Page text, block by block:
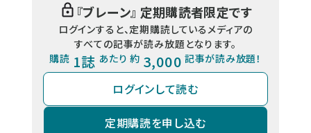
『ブレーン』 定期購読者限定です
ログインすると、定期購読しているメディアの
すべての記事が読み放題となります。
購読 1誌 あたり 約 3,000 記事が読み放題！
ログインして読む
定期購読を申し込む